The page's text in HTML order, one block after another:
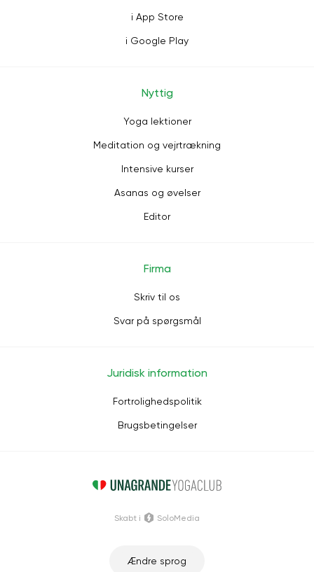
i App Store
i Google Play
Nyttig
Yoga lektioner
Meditation og vejrtrækning
Intensive kurser
Asanas og øvelser
Editor
Firma
Skriv til os
Svar på spørgsmål
Juridisk information
Fortrolighedspolitik
Brugsbetingelser
Ændre sprog
Skabt i SoloMedia